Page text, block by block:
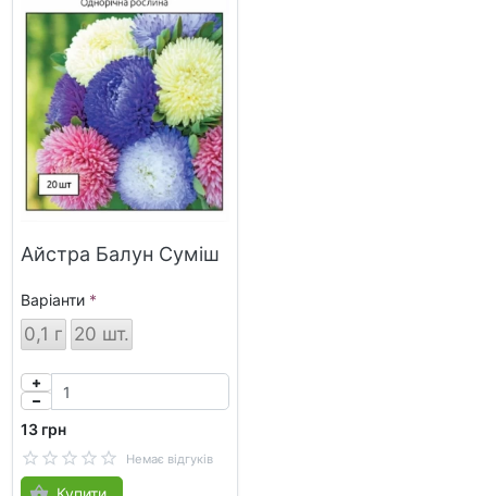
Айстра Балун Суміш
Варіанти
0,1 г 20 шт.
13 грн
Немає відгуків